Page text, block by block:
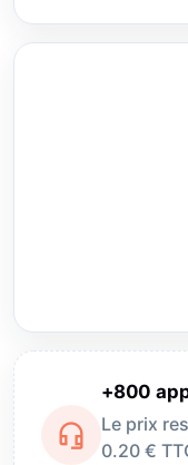
headset_mic
+800
Le prix
0.20 €